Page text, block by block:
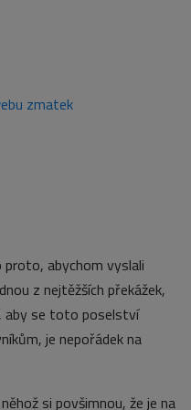
zmatek
proto, abychom vyslali
z nejtěžších překážek,
aby se toto poselství
je nepořádek na
si povšimnou, že je na